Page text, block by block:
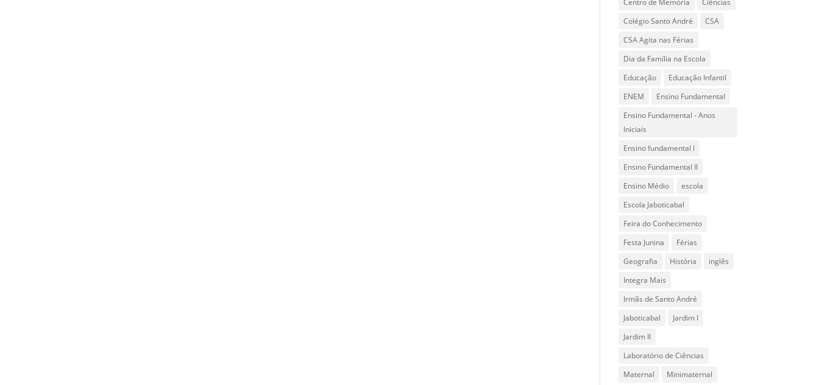
Colégio Santo André
CSA
CSA Agita nas Férias
Dia da Família na Escola
Educação
Educação Infantil
ENEM
Ensino Fundamental
Ensino Fundamental - Anos
Iniciais
Ensino fundamental I
Ensino Fundamental II
Ensino Médio
escola
Escola Jaboticabal
Feira do Conhecimento
Festa Junina
Férias
Geografia
História
inglês
Integra Mais
Irmãs de Santo André
Jaboticabal
Jardim I
Jardim II
Laboratório de Ciências
Maternal
Minimaternal